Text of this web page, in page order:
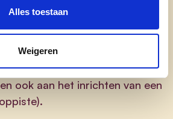
Alles toestaan
Weigeren
we deopeningsuren van
zwembadaf op de noden
met zwemclubs.
ook aan het inrichten van een